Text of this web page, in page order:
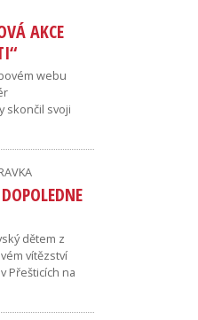
AKCE
webu
skončil svoji
dětem z
vítězství
Přešticích na